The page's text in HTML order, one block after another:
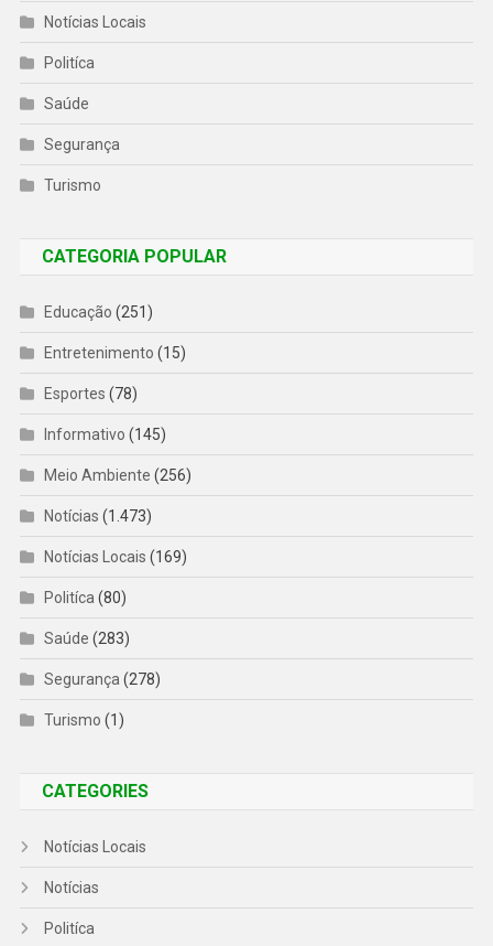
Notícias Locais
Politíca
Saúde
Segurança
Turismo
CATEGORIA POPULAR
Educação (251)
Entretenimento (15)
Esportes (78)
Informativo (145)
Meio Ambiente (256)
Notícias (1.473)
Notícias Locais (169)
Politíca(80)
Saúde (283)
Segurança(278)
Turismo (1)
CATEGORIES
Notícias Locais
Notícias
Politíca